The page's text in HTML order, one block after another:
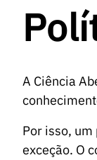
A Ciência
Por isso,
exceção. O